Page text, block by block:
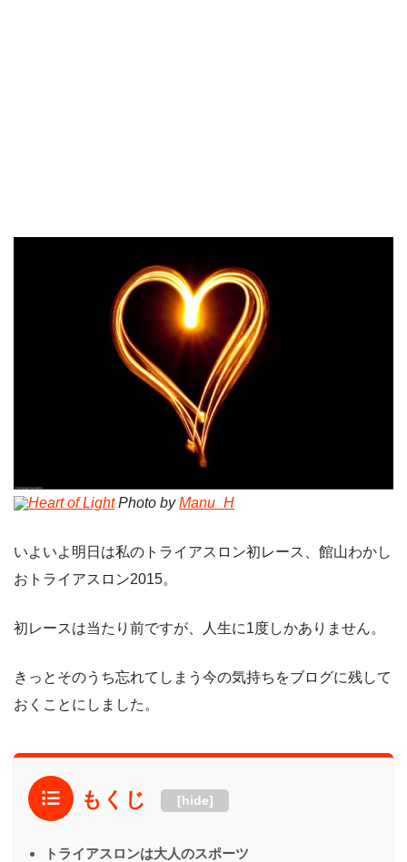
Heart of LightPhoto byManu_H
いよいよ明日は私のトライアスロン初レース、館山わかし
おトライアスロン2015。
初レースは当たり前ですが、人生に1度しかありません。
きっとそのうち忘れてしまう今の気持ちをブログに残して
おくことにしました。
もくじ [hide]
トライアスロンは大人のスポーツ